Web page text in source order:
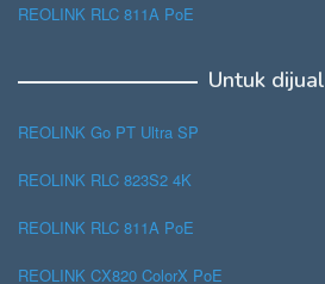
REOLINK RLC 811A PoE
Untuk dijual
REOLINK Go PT Ultra SP
REOLINK RLC 823S2 4K
REOLINK RLC 811A PoE
REOLINK CX820 ColorX PoE